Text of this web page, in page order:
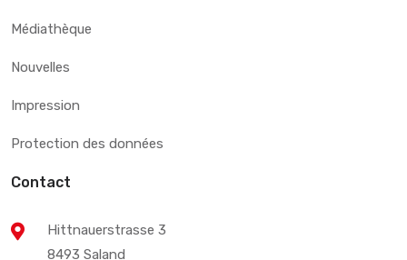
Médiathèque
Nouvelles
Impression
Protection des données
Contact
Hittnauerstrasse 3
8493 Saland